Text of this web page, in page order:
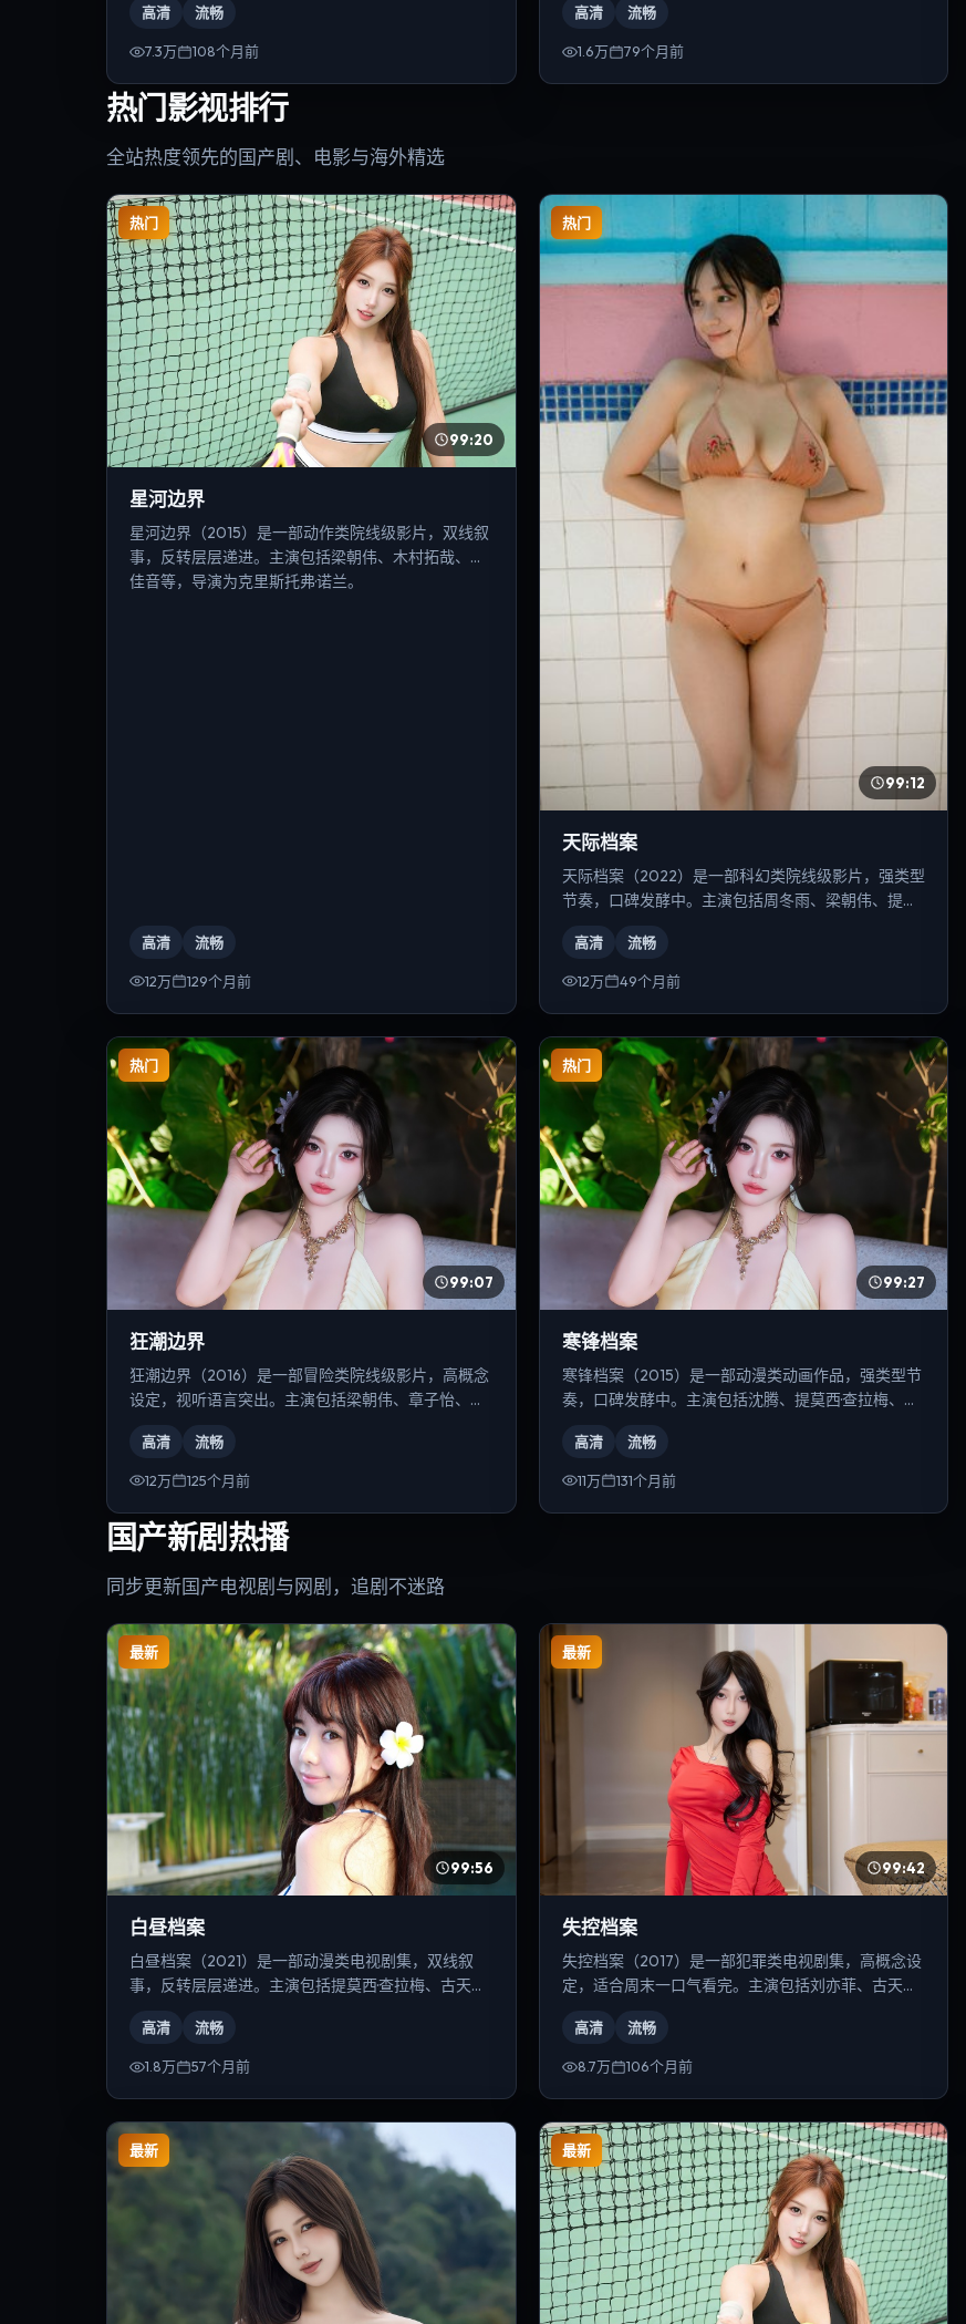
高清 流畅
7.3万 108个月前
高清 流畅
1.6万 79个月前
热门影视排行
全站热度领先的国产剧、电影与海外精选
热门
99:20
星河边界
星河边界（2015）是一部动作类院线级影片，双线叙
事，反转层层递进。主演包括梁朝伟、木村拓哉、雷
佳音等，导演为克里斯托弗·诺兰。
高清 流畅
12万 129个月前
热门
99:12
天际档案
天际档案（2022）是一部科幻类院线级影片，强类型
节奏，口碑发酵中。主演包括周冬雨、梁朝伟、提莫
高清 流畅
12万 49个月前
热门
99:07
狂潮边界
狂潮边界（2016）是一部冒险类院线级影片，高概念
设定，视听语言突出。主演包括梁朝伟、章子怡、汤
高清 流畅
12万 125个月前
热门
99:27
寒锋档案
寒锋档案（2015）是一部动漫类动画作品，强类型节
奏，口碑发酵中。主演包括沈腾、提莫西·查拉梅、张
高清 流畅
11万 131个月前
国产新剧热播
同步更新国产电视剧与网剧，追剧不迷路
最新
99:56
白昼档案
白昼档案（2021）是一部动漫类电视剧集，双线叙
事，反转层层递进。主演包括提莫西·查拉梅、古天
高清 流畅
1.8万 57个月前
最新
99:42
失控档案
失控档案（2017）是一部犯罪类电视剧集，高概念设
定，适合周末一口气看完。主演包括刘亦菲、古天
高清 流畅
8.7万 106个月前
最新 最新